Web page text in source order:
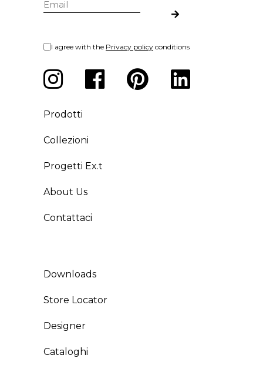
I agree with the Privacy policy conditions
Prodotti
Collezioni
Progetti Ex.t
About Us
Contattaci
Downloads
Store Locator
Designer
Cataloghi